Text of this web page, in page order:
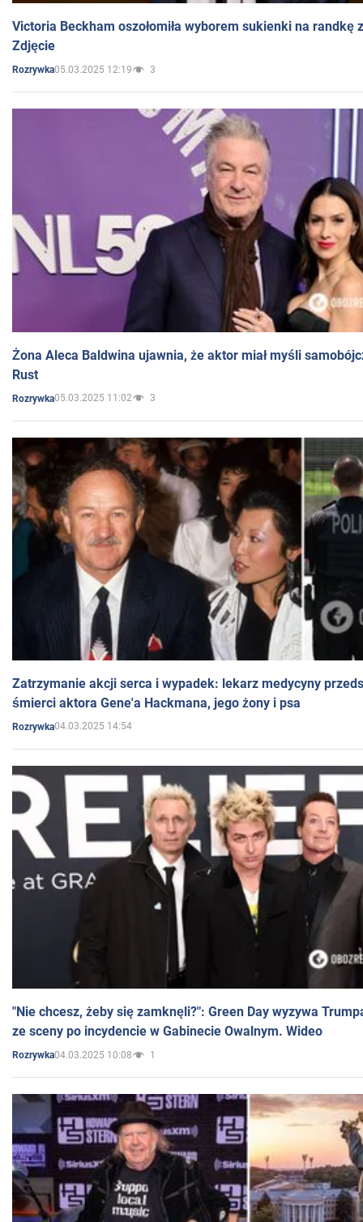
Victoria Beckham oszołomiła wyborem sukienki na randkę
Zdjęcie
Rozrywka05.03.2025 12:19 3
Żona Aleca Baldwina ujawnia, że aktor miał myśli
Rust
Rozrywka05.03.2025 11:02 3
Zatrzymanie akcji serca i wypadek: lekarz medycyny
śmierci aktora Gene'a Hackmana, jego żony i psa
Rozrywka04.03.2025 14:54
"Nie chcesz, żeby się zamknęli?": Green Day wyzywa
ze sceny po incydencie w Gabinecie Owalnym. Wideo
Rozrywka04.03.2025 10:08 1